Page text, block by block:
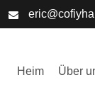
Heim Über